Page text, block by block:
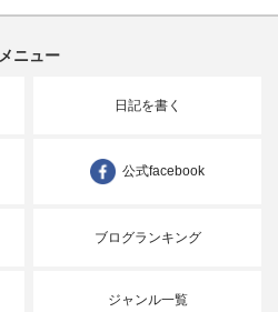
メニュー
日記を書く
公式facebook
ブログランキング
ジャンル一覧